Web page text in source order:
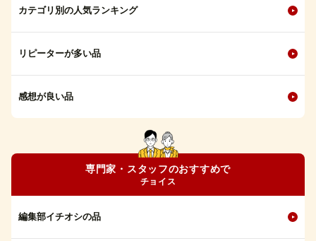
カテゴリ別の人気ランキング
リピーターが多い品
感想が良い品
専門家・スタッフのおすすめで
チョイス
編集部イチオシの品